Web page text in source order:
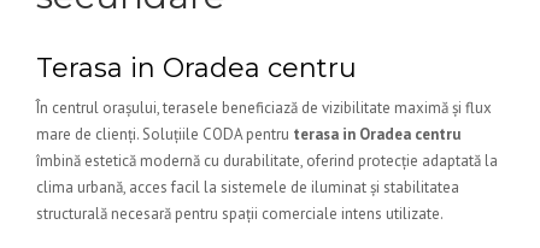
Terasa in Oradea centru
În centrul orașului, terasele beneficiază de vizibilitate maximă și flux
mare de clienți. Soluțiile CODA pentru terasa in Oradea centru
îmbină estetică modernă cu durabilitate, oferind protecție adaptată la
clima urbană, acces facil la sistemele de iluminat și stabilitatea
structurală necesară pentru spații comerciale intens utilizate.